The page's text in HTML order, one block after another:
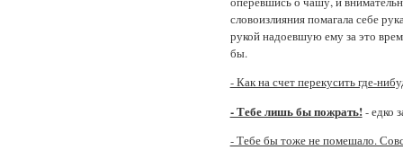
словоизлияния помагала себе
рукой надоевшую ему за это
бы.
- Как на счет перекусить где-
- Тебе лишь бы пожрать!- едко
- Тебе бы тоже не помешало.